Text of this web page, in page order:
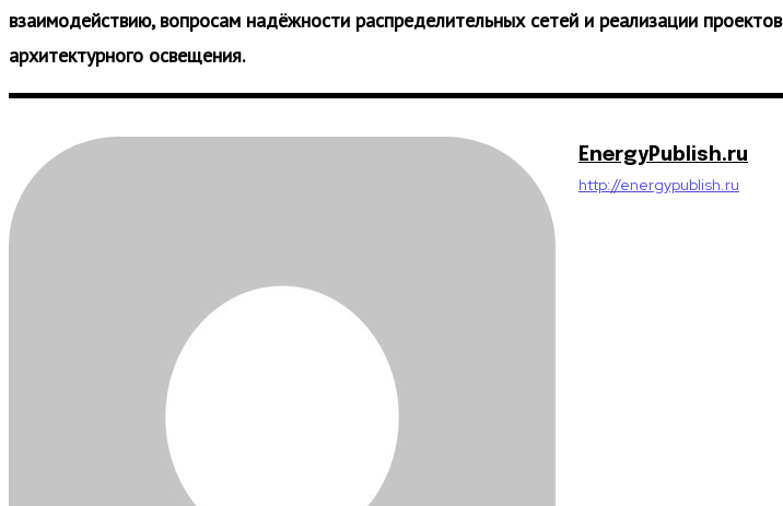
взаимодействию, вопросам надёжности распределительных сетей и реализации проектов
архитектурного освещения.
EnergyPublish.ru
http://energypublish.ru